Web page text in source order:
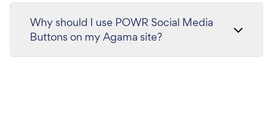
Why should I use POWR Social Media
Buttons on my Agama site?